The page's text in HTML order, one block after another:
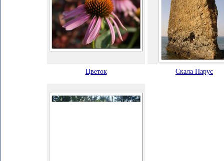
Цветок Скала Парус